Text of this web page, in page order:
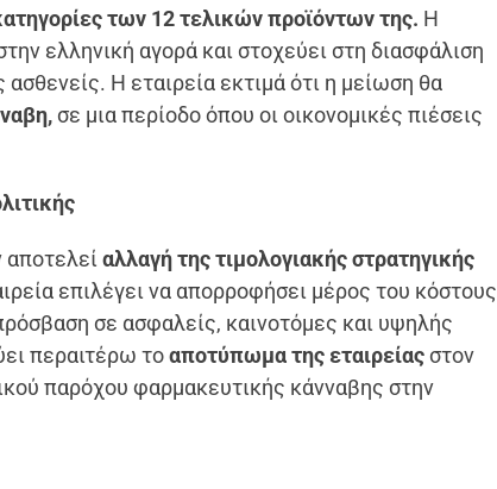
των 12 τελικών προϊόντων της. Η
ελληνική αγορά και στοχεύει στη διασφάλιση
ασθενείς. Η εταιρεία εκτιμά ότι η μείωση θα
σε μια περίοδο όπου οι οικονομικές πιέσεις
αποτελείαλλαγή της τιμολογιακής στρατηγικής
επιλέγει να απορροφήσει μέρος του κόστους
σε ασφαλείς, καινοτόμες και υψηλής
περαιτέρω τοαποτύπωμα της εταιρείας στον
παρόχου φαρμακευτικής κάνναβης στην